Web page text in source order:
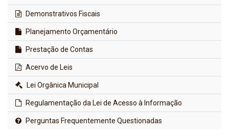
Demonstrativos Fiscais
Planejamento Orçamentário
Prestação de Contas
Acervo de Leis
Lei Orgânica Municipal
Regulamentação da Lei de Acesso à Informação
Perguntas Frequentemente Questionadas